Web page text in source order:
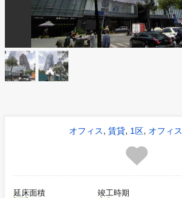
オフィス, 賃貸, 1区, オフィス
延床面積 竣工時期